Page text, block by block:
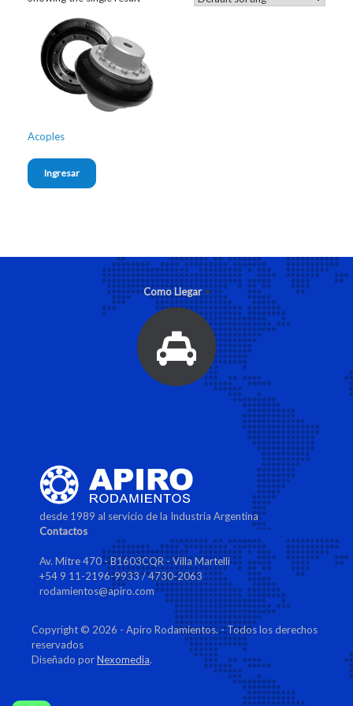
Acoples
Ingresar
Como Llegar
desde 1989 al servicio de la Industria Argentina
Contactos
Av. Mitre 470 - B1603CQR - Villa Martelli
+54 9 11-2196-9933 / 4730-2063
rodamientos@apiro.com
Copyright © 2026 - Apiro Rodamientos. - Todos los derechos
reservados
Diseñado porNexomedia.